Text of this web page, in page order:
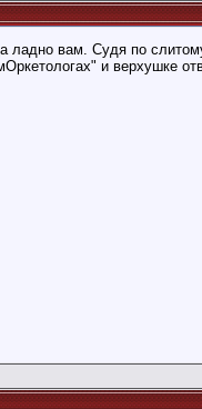
ладно вам. Судя по
и верхушке